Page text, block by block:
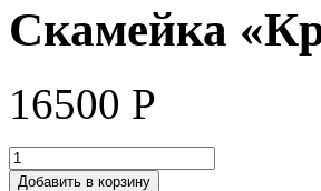
Скамейка
16500 Р
Добавить в корзину